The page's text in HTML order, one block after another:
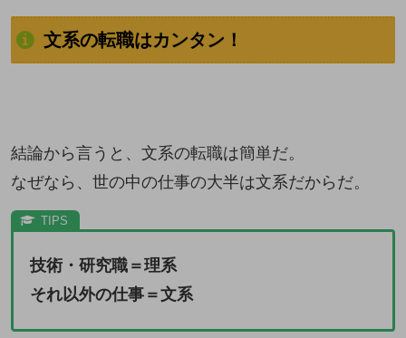
文系の転職はカンタン！
結論から言うと、文系の転職は簡単だ。
なぜなら、世の中の仕事の大半は文系だからだ。
技術・研究職＝理系
それ以外の仕事＝文系